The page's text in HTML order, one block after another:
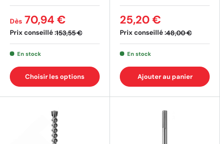
Prix conseillé :153,55 €
Dès 70,94 €
En stock
Choisir les options
Prix conseillé :48,00 €
25,20 €
En stock
Ajouter au panier